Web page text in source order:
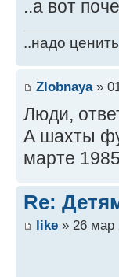
..а вот
..надо
Zlobnaya»
Люди,
А шахты
марте
Re:
like » 26 мар